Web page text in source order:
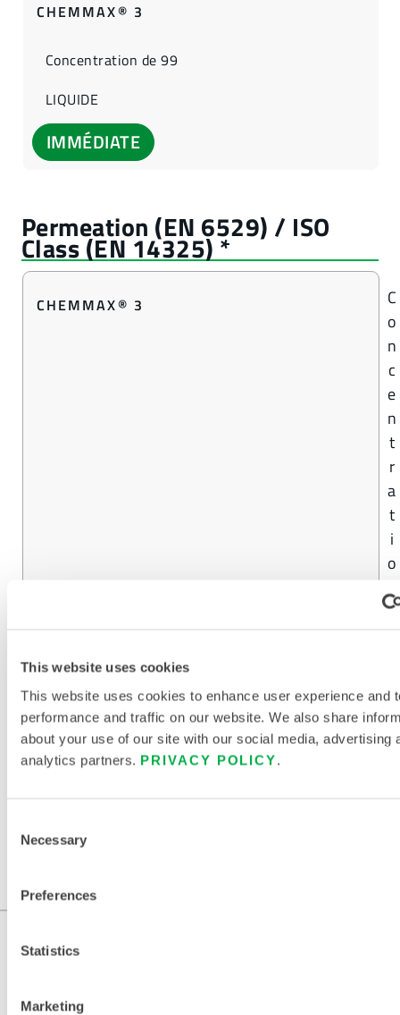
This website uses cookies
This website uses cookies to enhance user experience and
performance and traffic on our website. We also share
about your use of our site with our social media, advertising
analytics partners. PRIVACY POLICY.
Selection
Necessary
Preferences
Statistics
Marketing
CHEMMAX® 3
Concentration de 99
LIQUIDE
IMMÉDIATE
CHEMMAX® 3
C
o
n
c
e
n
t
r
a
t
i
o
n
d
TROUVER UN AUTRE PRODUIT
CHIMIQUE